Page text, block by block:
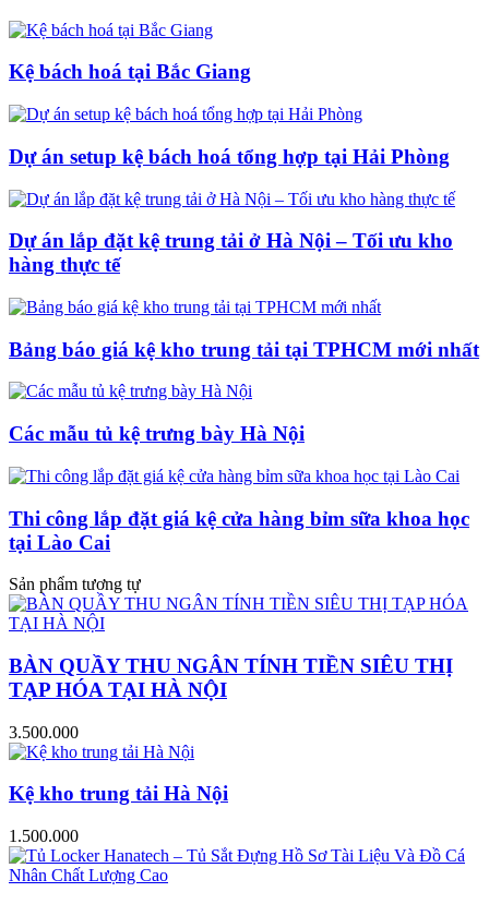
Kệ bách hoá tại Bắc Giang
Dự án setup kệ bách hoá tổng hợp tại Hải Phòng
Dự án lắp đặt kệ trung tải ở Hà Nội – Tối ưu kho
hàng thực tế
Bảng báo giá kệ kho trung tải tại TPHCM mới nhất
Các mẫu tủ kệ trưng bày Hà Nội
Thi công lắp đặt giá kệ cửa hàng bỉm sữa khoa học
tại Lào Cai
Sản phẩm tương tự
BÀN QUẦY THU NGÂN TÍNH TIỀN SIÊU THỊ
TẠP HÓA TẠI HÀ NỘI
3.500.000
Kệ kho trung tải Hà Nội
1.500.000